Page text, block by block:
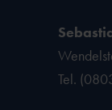
Tel.